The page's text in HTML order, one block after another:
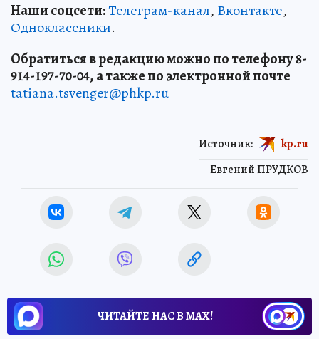
Наши соцсети:Телеграм-канал, Вконтакте,
Одноклассники.
Обратиться в редакцию можно по телефону 8-
914-197-70-04, а также по электронной почте
tatiana.tsvenger@phkp.ru
Евгений ПРУДКОВ
Источник: kp.ru
ЧИТАЙТЕ НАС В МАХ!